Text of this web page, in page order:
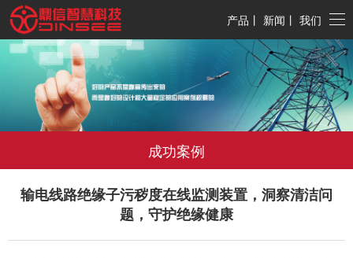
产品 丨 新闻 丨 我们
成功案例
输电线路绝缘子污秽度在线监测装置，洞察清洁问
题，守护绝缘健康